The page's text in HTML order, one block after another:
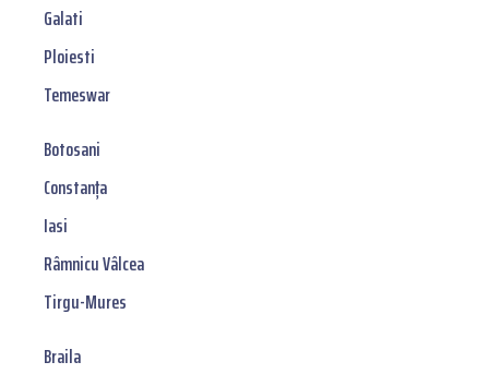
Galati
Ploiesti
Temeswar
Botosani
Constanța
Iasi
Râmnicu Vâlcea
Tirgu-Mures
Braila